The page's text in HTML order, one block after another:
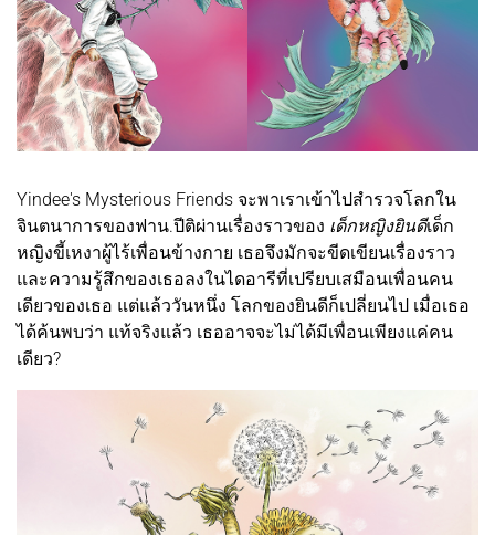
Yindee's Mysterious Friends จะพาเราเข้าไปสำรวจโลกใน
จินตนาการของฟาน.ปีติผ่านเรื่องราวของ เด็กหญิงยินดีเด็ก
หญิงขี้เหงาผู้ไร้เพื่อนข้างกาย เธอจึงมักจะขีดเขียนเรื่องราว
และความรู้สึกของเธอลงในไดอารีที่เปรียบเสมือนเพื่อนคน
เดียวของเธอ แต่แล้ววันหนึ่ง โลกของยินดีก็เปลี่ยนไป เมื่อเธอ
ได้ค้นพบว่า แท้จริงแล้ว เธออาจจะไม่ได้มีเพื่อนเพียงแค่คน
เดียว?